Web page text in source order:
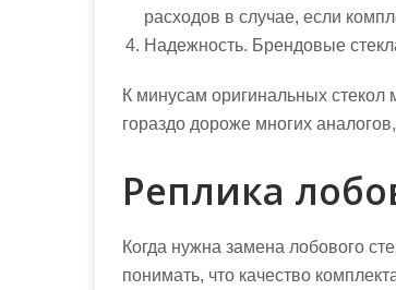
расходов в случае, если
Надежность. Брендовые
К минусам оригинальных стекол
гораздо дороже многих аналогов,
Реплика
Когда нужна замена лобового
понимать, что качество